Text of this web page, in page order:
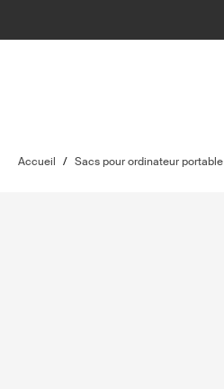
Accueil / Sacs pour ordinateur portable